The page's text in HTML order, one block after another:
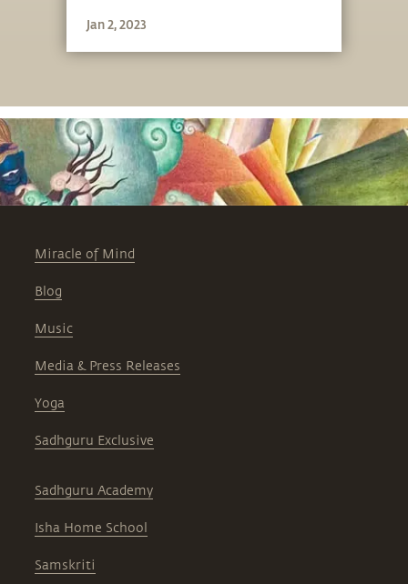
Jan 2, 2023
Miracle of Mind
Blog
Music
Media & Press Releases
Yoga
Sadhguru Exclusive
Sadhguru Academy
Isha Home School
Samskriti